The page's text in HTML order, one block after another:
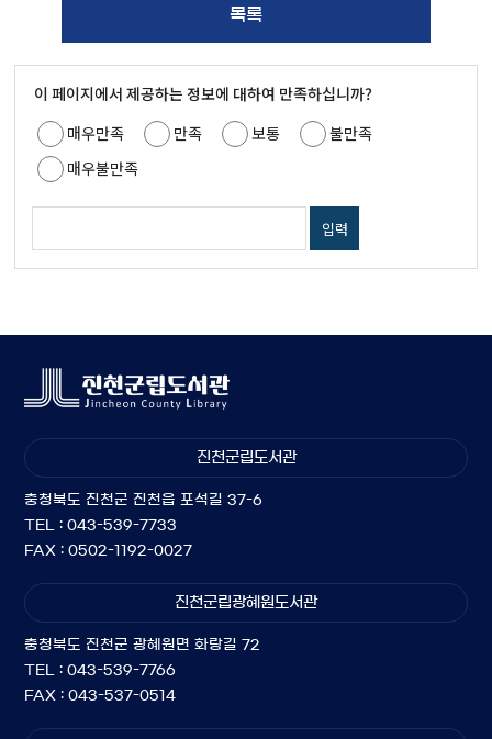
목록
이 페이지에서 제공하는 정보에 대하여 만족하십니까?
매우만족
만족 보통
불만족
매우불만족
진천군립도서관
충청북도 진천군 진천읍 포석길 37-6
TEL : 043-539-7733
FAX : 0502-1192-0027
진천군립광혜원도서관
충청북도 진천군 광혜원면 화랑길 72
TEL : 043-539-7766
FAX : 043-537-0514